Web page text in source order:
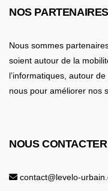
NOS PARTENAIRES
Nous sommes
soient autour de la
l’informatiques, autour de
nous pour améliorer nos
NOUS CONTACTER
contact@levelo-